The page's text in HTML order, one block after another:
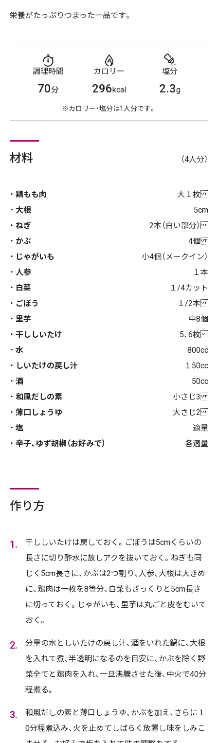
栄養がたっぷりつまった一品です。
調理時間
70分
カロリー
296kcal
塩分
2.3g
※カロリー・塩分は1人分です。
材料 （4人分）
鶏もも肉
大１枚
大根
5cm
ねぎ
2本（白い部分）
かぶ
4個
じゃがいも
小4個（メークイン）
人参
１本
白菜
１/4カット
ごぼう
１/2本
里芋
中8個
干ししいたけ
5、6枚
水
800cc
しいたけの戻し汁
１50cc
酒
50cc
和風だしの素
小さじ3
薄口しょうゆ
大さじ2
塩
適量
辛子、ゆず胡椒（お好みで）
各適量
作り方
干ししいたけは戻しておく。ごぼうは5cmくらいの
長さに切り酢水に放しアクを抜いておく。ねぎも同
じく5cm長さに、かぶは2つ割り、人参、大根は大きめ
に、鶏肉は一枚を8等分、白菜もざっくりと5cm長さ
に切っておく。じゃがいも、里芋は丸ごと皮をむいて
おく。
分量の水としいたけの戻し汁、酒をいれた鍋に、大根
を入れて煮、半透明になるのを目安に、かぶを除く野
菜全てと鶏肉を入れ、一旦沸騰させた後、中火で40分
程煮る。
和風だしの素と薄口しょうゆ、かぶを加え、さらに１
0分程煮込み、火を止めてしばらく放置し味をしみこ